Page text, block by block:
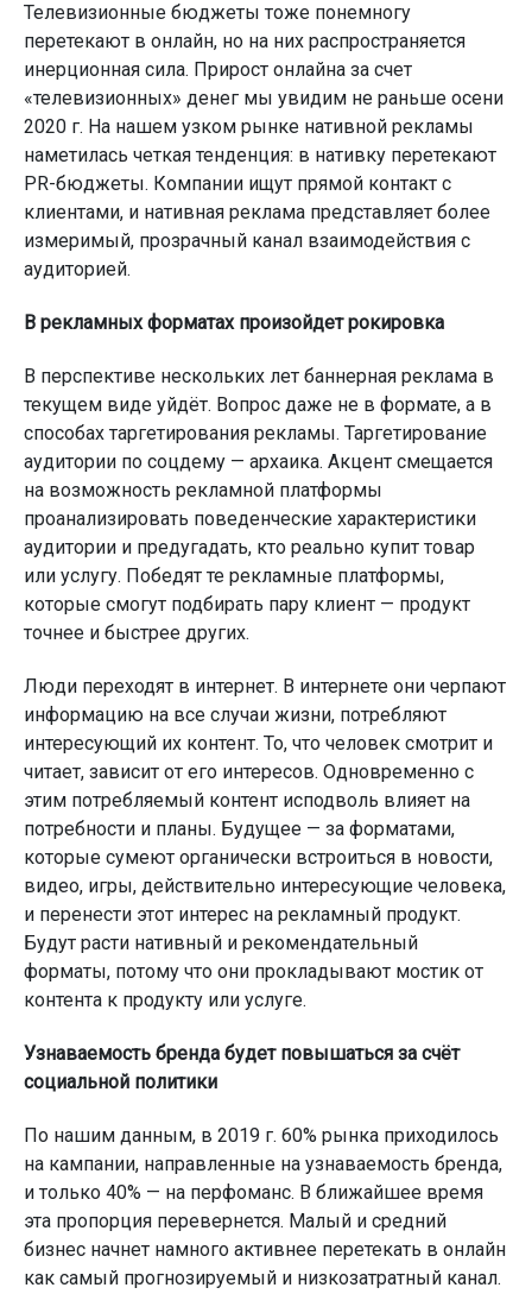
Телевизионные бюджеты тоже понемногу
перетекают в онлайн, но на них распространяется
инерционная сила. Прирост онлайна за счет
«телевизионных» денег мы увидим не раньше осени
2020 г. На нашем узком рынке нативной рекламы
наметилась четкая тенденция: в нативку перетекают
PR-бюджеты. Компании ищут прямой контакт с
клиентами, и нативная реклама представляет более
измеримый, прозрачный канал взаимодействия с
аудиторией.
В рекламных форматах произойдет рокировка
В перспективе нескольких лет баннерная реклама в
текущем виде уйдёт. Вопрос даже не в формате, а в
способах таргетирования рекламы. Таргетирование
аудитории по соцдему — архаика. Акцент смещается
на возможность рекламной платформы
проанализировать поведенческие характеристики
аудитории и предугадать, кто реально купит товар
или услугу. Победят те рекламные платформы,
которые смогут подбирать пару клиент — продукт
точнее и быстрее других.
Люди переходят в интернет. В интернете они черпают
информацию на все случаи жизни, потребляют
интересующий их контент. То, что человек смотрит и
читает, зависит от его интересов. Одновременно с
этим потребляемый контент исподволь влияет на
потребности и планы. Будущее — за форматами,
которые сумеют органически встроиться в новости,
видео, игры, действительно интересующие человека,
и перенести этот интерес на рекламный продукт.
Будут расти нативный и рекомендательный
форматы, потому что они прокладывают мостик от
контента к продукту или услуге.
Узнаваемость бренда будет повышаться за счёт
социальной политики
По нашим данным, в 2019 г. 60% рынка приходилось
на кампании, направленные на узнаваемость бренда,
и только 40% — на перфоманс. В ближайшее время
эта пропорция перевернется. Малый и средний
бизнес начнет намного активнее перетекать в онлайн
как самый прогнозируемый и низкозатратный канал.